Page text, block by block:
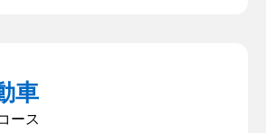
型は母業が○○機器ではないが○○
化するというものだ。これら2つ
車
ース